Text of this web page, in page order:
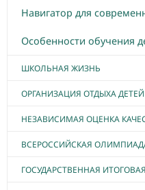
Навигатор для
Особенности обучения
ШКОЛЬНАЯ ЖИЗНЬ
ОРГАНИЗАЦИЯ ОТДЫХА
НЕЗАВИСИМАЯ ОЦЕНКА
ВСЕРОССИЙСКАЯ
ГОСУДАРСТВЕННАЯ